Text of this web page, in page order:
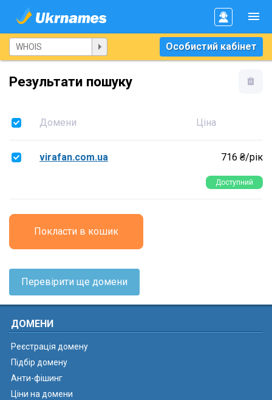
Особистий кабінет
Результати пошуку
Домени Ціна
virafan.com.ua 716 ₴/рік
Доступний
Покласти в кошик
Перевірити ще домени
ДОМЕНИ
Реєстрація домену
Підбір домену
Анти-фішинг
Ціни на домени